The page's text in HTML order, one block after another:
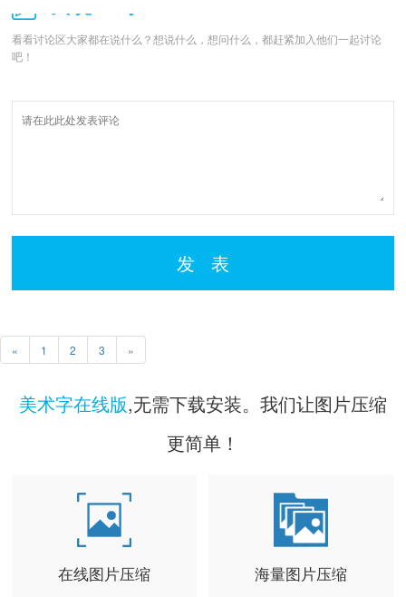
看看讨论区大家都在说什么？想说什么，想问什么，都赶紧加入他们一起讨论
吧！
发 表
« 1 2 3 »
美术字在线版,无需下载安装。我们让图片压缩
更简单！
在线图片压缩 海量图片压缩